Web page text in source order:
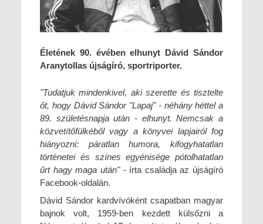
Életének 90. évében elhunyt Dávid Sándor
Aranytollas újságíró, sportriporter.
"Tudatjuk mindenkivel, aki szerette és tisztelte
őt, hogy Dávid Sándor "Lapaj" - néhány héttel a
89. születésnapja után - elhunyt. Nemcsak a
közvetítőfülkéből vagy a könyvei lapjairól fog
hiányozni: páratlan humora, kifogyhatatlan
történetei és színes egyénisége pótolhatatlan
űrt hagy maga után" - írta családja az újságíró
Facebook-oldalán.
Dávid Sándor kardvívóként csapatban magyar
bajnok volt, 1959-ben kezdett külsőzni a